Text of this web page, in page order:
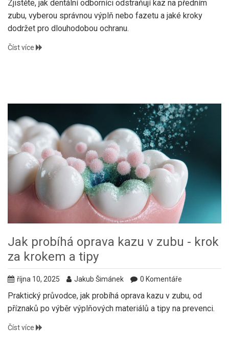
Zjistěte, jak dentální odborníci odstraňují kaz na předním
zubu, vyberou správnou výplň nebo fazetu a jaké kroky
dodržet pro dlouhodobou ochranu.
Číst více
Jak probíhá oprava kazu v zubu - krok
za krokem a tipy
října 10, 2025 Jakub Šimánek 0 Komentáře
Praktický průvodce, jak probíhá oprava kazu v zubu, od
příznaků po výběr výplňových materiálů a tipy na prevenci.
Číst více